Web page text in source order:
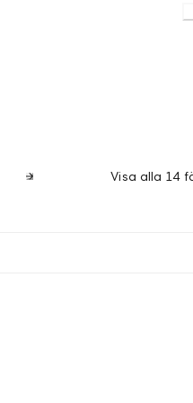
Visa alla 14